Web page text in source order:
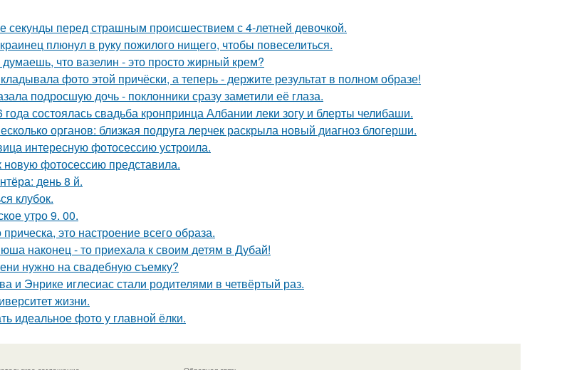
секунды перед страшным происшествием с 4-летней девочкой.
плюнул в руку пожилого нищего, чтобы повеселиться.
что вазелин - это просто жирный крем?
фото этой причёски, а теперь - держите результат в полном образе!
подросшую дочь - поклонники сразу заметили её глаза.
года состоялась свадьба кронпринца Албании леки зогу и блерты челибаши.
органов: близкая подруга лерчек раскрыла новый диагноз блогерши.
интересную фотосессию устроила.
фотосессию представила.
день 8 й.
клубок.
утро 9. 00.
это настроение всего образа.
наконец - то приехала к своим детям в Дубай!
нужно на свадебную съемку?
и Энрике иглесиас стали родителями в четвёртый раз.
жизни.
идеальное фото у главной ёлки.